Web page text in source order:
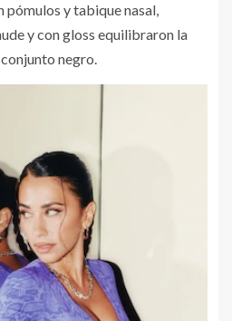
y tabique nasal,
y con gloss equilibraron la
negro.